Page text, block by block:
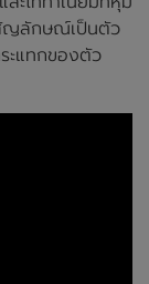
สัญลักษณ์เป็นตัว
ะแทกของตัว